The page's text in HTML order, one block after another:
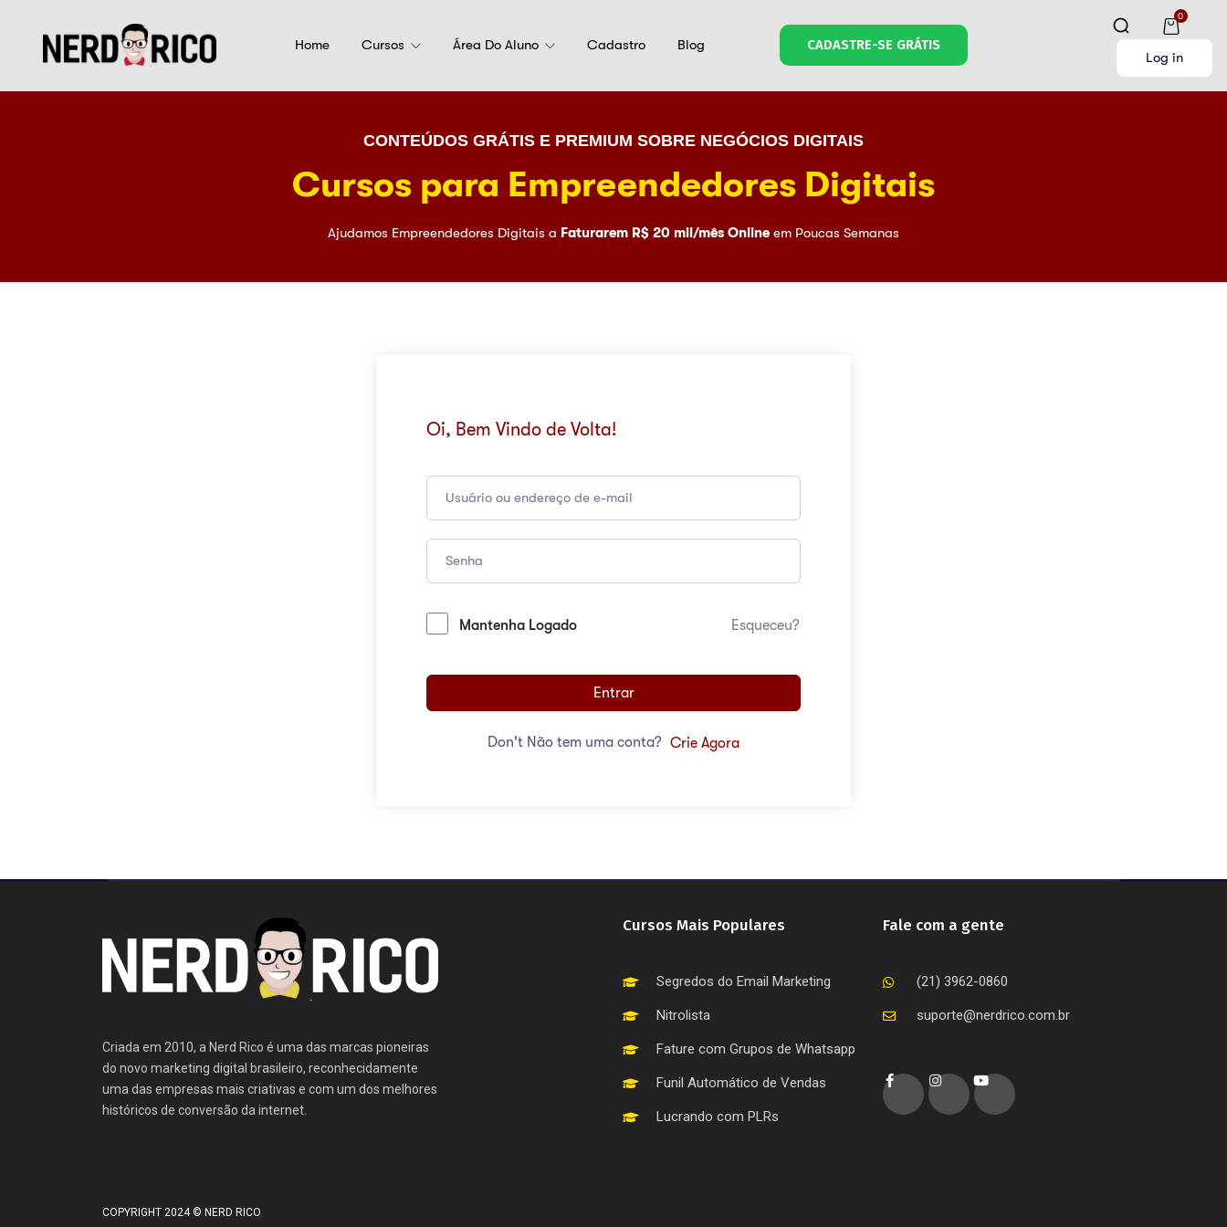
Home Cursos Área Do Aluno Cadastro Blog CADASTRE-SE GRÁTIS
0
Log in
CONTEÚDOS GRÁTIS E PREMIUM SOBRE NEGÓCIOS DIGITAIS
Cursos para Empreendedores Digitais
Ajudamos Empreendedores Digitais a Faturarem R$ 20 mil/mês Online em Poucas Semanas
Oi, Bem Vindo de Volta!
Mantenha Logado Esqueceu?
Entrar
Don't Não tem uma conta? Crie Agora
Criada em 2010, a Nerd Rico é uma das marcas pioneiras
do novo marketing digital brasileiro, reconhecidamente
uma das empresas mais criativas e com um dos melhores
históricos de conversão da internet.
COPYRIGHT 2024 © NERD RICO
Cursos Mais Populares
Segredos do Email Marketing
Nitrolista
Fature com Grupos de Whatsapp
Funil Automático de Vendas
Lucrando com PLRs
Fale com a gente
(21) 3962-0860
suporte@nerdrico.com.br